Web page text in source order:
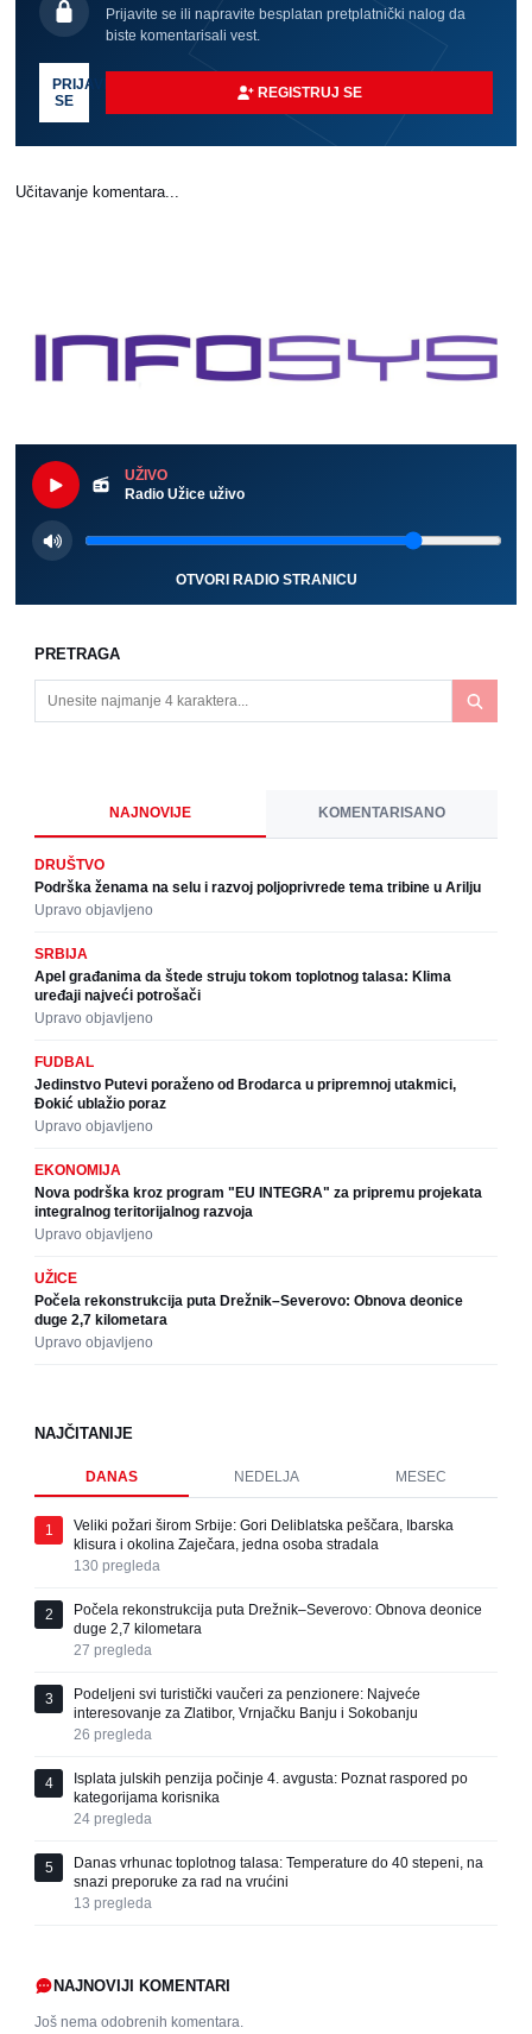
Prijavite se ili napravite besplatan pretplatnički nalog da
biste komentarisali vest.
PRIJAVI
SE
REGISTRUJ SE
Učitavanje komentara...
UŽIVO
Radio Užice uživo
OTVORI RADIO STRANICU
PRETRAGA
NAJNOVIJE KOMENTARISANO
DRUŠTVO
Podrška ženama na selu i razvoj poljoprivrede tema tribine u Arilju
Upravo objavljeno
SRBIJA
Apel građanima da štede struju tokom toplotnog talasa: Klima
uređaji najveći potrošači
Upravo objavljeno
FUDBAL
Jedinstvo Putevi poraženo od Brodarca u pripremnoj utakmici,
Đokić ublažio poraz
Upravo objavljeno
EKONOMIJA
Nova podrška kroz program "EU INTEGRA" za pripremu projekata
integralnog teritorijalnog razvoja
Upravo objavljeno
UŽICE
Počela rekonstrukcija puta Drežnik–Severovo: Obnova deonice
duge 2,7 kilometara
Upravo objavljeno
NAJČITANIJE
DANAS NEDELJA MESEC
1
Veliki požari širom Srbije: Gori Deliblatska peščara, Ibarska
klisura i okolina Zaječara, jedna osoba stradala
130 pregleda
2
Počela rekonstrukcija puta Drežnik–Severovo: Obnova deonice
duge 2,7 kilometara
27 pregleda
3
Podeljeni svi turistički vaučeri za penzionere: Najveće
interesovanje za Zlatibor, Vrnjačku Banju i Sokobanju
26 pregleda
4
Isplata julskih penzija počinje 4. avgusta: Poznat raspored po
kategorijama korisnika
24 pregleda
5
Danas vrhunac toplotnog talasa: Temperature do 40 stepeni, na
snazi preporuke za rad na vrućini
13 pregleda
NAJNOVIJI KOMENTARI
Još nema odobrenih komentara.